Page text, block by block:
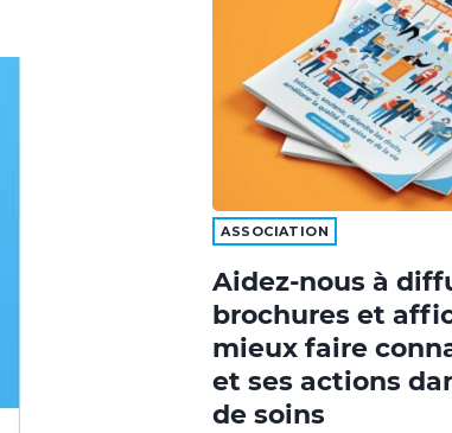
ASSOCIATION
Aidez-nous à
brochures et
mieux faire
et ses actions
de soins